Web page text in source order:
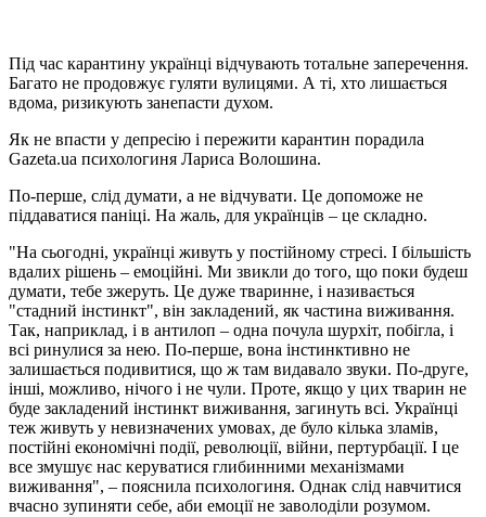
Під час карантину українці відчувають тотальне заперечення.
Багато не продовжує гуляти вулицями. А ті, хто лишається
вдома, ризикують занепасти духом.
Як не впасти у депресію і пережити карантин порадила
Gazeta.ua психологиня Лариса Волошина.
По-перше, слід думати, а не відчувати. Це допоможе не
піддаватися паніці. На жаль, для українців – це складно.
"На сьогодні, українці живуть у постійному стресі. І більшість
вдалих рішень – емоційні. Ми звикли до того, що поки будеш
думати, тебе зжеруть. Це дуже тваринне, і називається
"стадний інстинкт", він закладений, як частина виживання.
Так, наприклад, і в антилоп – одна почула шурхіт, побігла, і
всі ринулися за нею. По-перше, вона інстинктивно не
залишається подивитися, що ж там видавало звуки. По-друге,
інші, можливо, нічого і не чули. Проте, якщо у цих тварин не
буде закладений інстинкт виживання, загинуть всі. Українці
теж живуть у невизначених умовах, де було кілька зламів,
постійні економічні події, революції, війни, пертурбації. І це
все змушує нас керуватися глибинними механізмами
виживання", – пояснила психологиня. Однак слід навчитися
вчасно зупиняти себе, аби емоції не заволоділи розумом.